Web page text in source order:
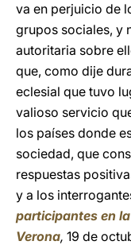
va en perjuicio de
grupos sociales, y
autoritaria sobre
que, como dije
eclesial que tuvo
valioso servicio
los países donde
sociedad, que
respuestas
y a los
participantes en
Verona, 19 de